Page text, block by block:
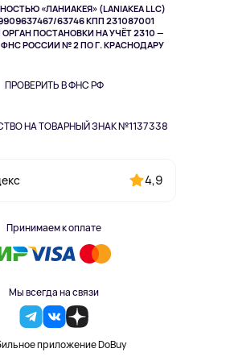
«ЛАНИАКЕЯ» (LANIAKEA LLC)
63746 КПП 231087001
ПОСТАНОВКИ НА УЧЁТ 2310 —
РОССИИ № 2 ПО Г. КРАСНОДАРУ
ПРОВЕРИТЬ В ФНС РФ
НА ТОВАРНЫЙ ЗНАК №1137338
4,9
Принимаем к оплате
Мы всегда на связи
приложение DoBuy